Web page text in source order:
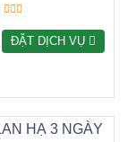
ĐẶT DỊCH VỤ